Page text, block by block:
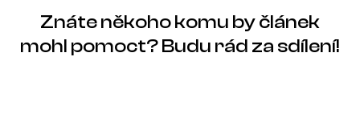
Znáte někoho komu by článek
mohl pomoct? Budu rád za sdílení!